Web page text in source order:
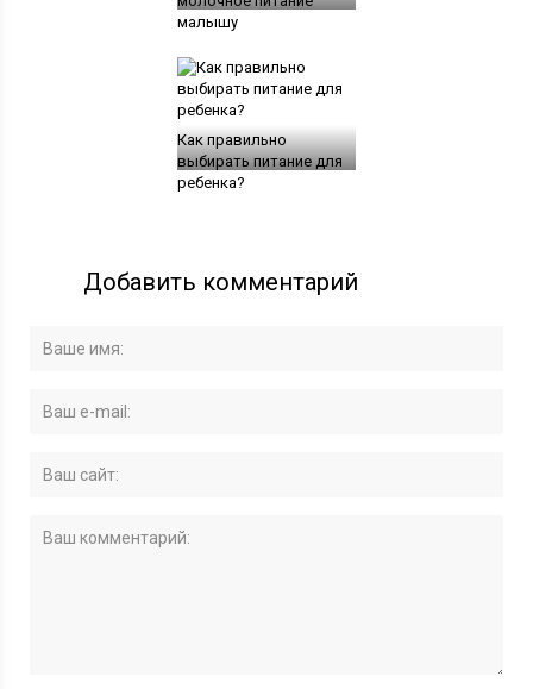
малышу
Как правильно
выбирать питание для
ребенка?
Добавить комментарий